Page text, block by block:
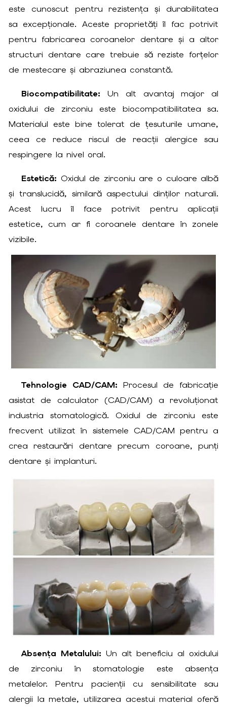
este cunoscut pentru rezistența și durabilitatea
sa excepționale. Aceste proprietăți îl fac potrivit
pentru fabricarea coroanelor dentare și a altor
structuri dentare care trebuie să reziste forțelor
de mestecare și abraziunea constantă.
Biocompatibilitate: Un alt avantaj major al
oxidului de zirconiu este biocompatibilitatea sa.
Materialul este bine tolerat de țesuturile umane,
ceea ce reduce riscul de reacții alergice sau
respingere la nivel oral.
Estetică: Oxidul de zirconiu are o culoare albă
și translucidă, similară aspectului dinților naturali.
Acest lucru îl face potrivit pentru aplicații
estetice, cum ar fi coroanele dentare în zonele
vizibile.
Tehnologie CAD/CAM: Procesul de fabricație
asistat de calculator (CAD/CAM) a revoluționat
industria stomatologică. Oxidul de zirconiu este
frecvent utilizat în sistemele CAD/CAM pentru a
crea restaurări dentare precum coroane, punți
dentare și implanturi.
Absența Metalului: Un alt beneficiu al oxidului
de zirconiu în stomatologie este absența
metalelor. Pentru pacienții cu sensibilitate sau
alergii la metale, utilizarea acestui material oferă